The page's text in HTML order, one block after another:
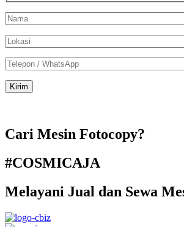
Cari Mesin Fotocopy?
#COSMICAJA
Melayani Jual dan Sewa